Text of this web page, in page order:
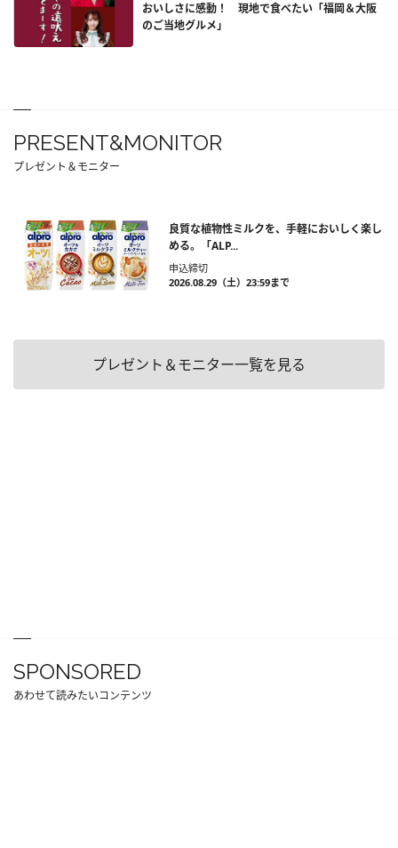
おいしさに感動！ 現地で食べたい「福岡＆大阪
のご当地グルメ」
PRESENT&MONITOR
プレゼント＆モニター
良質な植物性ミルクを、手軽においしく楽し
める。「ALP...
申込締切
2026.08.29（土）23:59まで
プレゼント＆モニター一覧を見る
SPONSORED
あわせて読みたいコンテンツ